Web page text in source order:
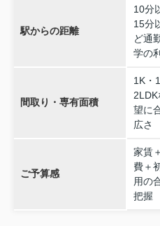
駅からの距離
10分
15分
ど通
学の
間取り・専有面積
1K・
望に
広さ
ご予算感
家賃
費＋
用の
把握